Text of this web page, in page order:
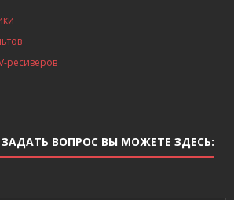
ресиверов
ВОПРОС ВЫ МОЖЕТЕ ЗДЕСЬ: